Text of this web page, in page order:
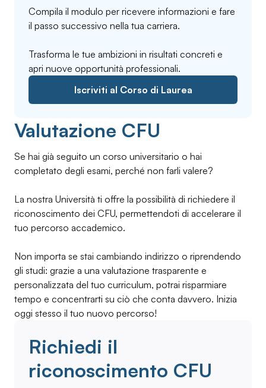
Compila il modulo per ricevere informazioni e fare
il passo successivo nella tua carriera.
Trasforma le tue ambizioni in risultati concreti e
apri nuove opportunità professionali.
Iscriviti al Corso di Laurea
Valutazione CFU
Se hai già seguito un corso universitario o hai
completato degli esami, perché non farli valere?
La nostra Università ti offre la possibilità di richiedere il
riconoscimento dei CFU, permettendoti di accelerare il
tuo percorso accademico.
Non importa se stai cambiando indirizzo o riprendendo
gli studi: grazie a una valutazione trasparente e
personalizzata del tuo curriculum, potrai risparmiare
tempo e concentrarti su ciò che conta davvero. Inizia
oggi stesso il tuo nuovo percorso!
Richiedi il
riconoscimento CFU